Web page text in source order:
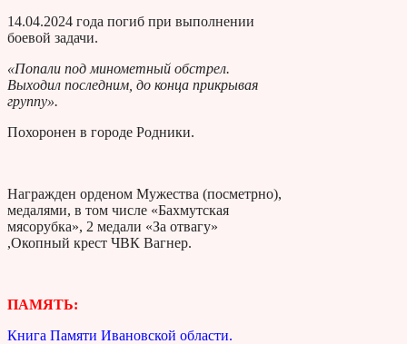
14.04.2024 года погиб при выполнении
боевой задачи.
«Попали под минометный обстрел.
Выходил последним, до конца прикрывая
группу».
Похоронен в городе Родники.
Награжден орденом Мужества (посметрно),
медалями, в том числе «Бахмутская
мясорубка», 2 медали «За отвагу»
,Окопный крест ЧВК Вагнер.
ПАМЯТЬ:
Книга Памяти Ивановской области.